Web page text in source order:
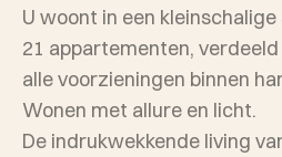
U woont in een
21 appartementen,
alle voorzieningen binnen
Wonen met allure en licht.
De indrukwekkende living